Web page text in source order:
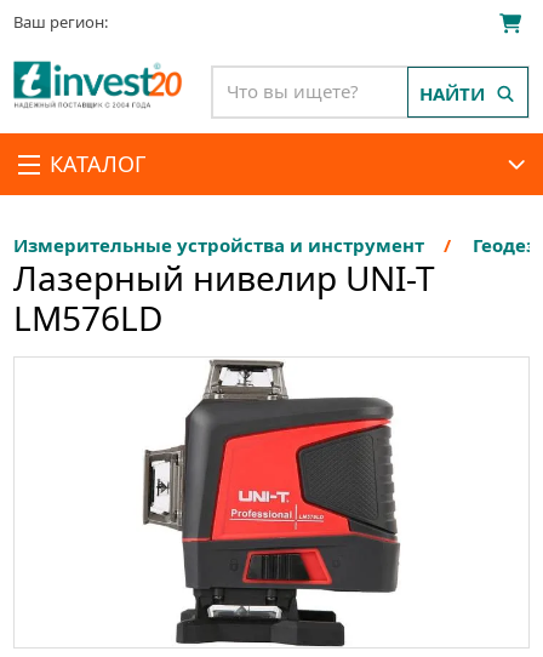
Ваш регион:
КАТАЛОГ
НАЙТИ
Измерительные устройства и инструмент
Лазерный нивелир UNI-T
LM576LD